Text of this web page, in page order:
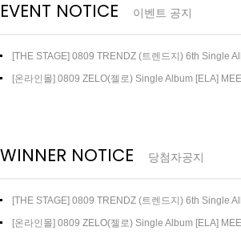
EVENT NOTICE 이벤트 공지
[THE STAGE] 0809 TRENDZ (트렌드지) 6th Single
[온라인몰] 0809 ZELO(젤로) Single Album [ELA]
WINNER NOTICE 당첨자공지
[THE STAGE] 0809 TRENDZ (트렌드지) 6th Single
[온라인몰] 0809 ZELO(젤로) Single Album [ELA]